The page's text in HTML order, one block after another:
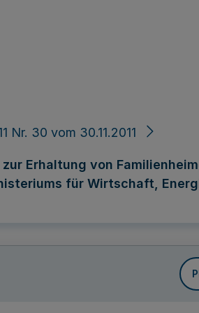
Nr. 30 vom 30.11.2011
Erhaltung von
für Wirtschaft,